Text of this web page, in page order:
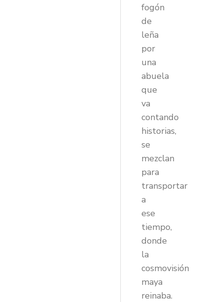
fogón
de
leña
por
una
abuela
que
va
contando
historias,
se
mezclan
para
transportar
a
ese
tiempo,
donde
la
cosmovisión
maya
reinaba.